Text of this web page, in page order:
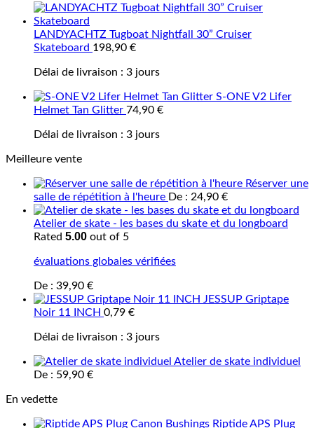
LANDYACHTZ Tugboat Nightfall 30” Cruiser
Skateboard 198,90 €
Délai de livraison : 3 jours
S-ONE V2 Lifer
Helmet Tan Glitter 74,90 €
Délai de livraison : 3 jours
Meilleure vente
Réserver une
salle de répétition à l'heure De : 24,90 €
Atelier de skate - les bases du skate et du longboard
Rated 5.00 out of 5
évaluations globales vérifiées
De : 39,90 €
JESSUP Griptape
Noir 11 INCH 0,79 €
Délai de livraison : 3 jours
Atelier de skate individuel
De : 59,90 €
En vedette
Riptide APS Plug